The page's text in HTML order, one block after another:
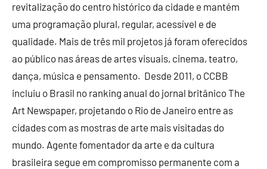
revitalização do centro histórico da cidade e mantém
uma programação plural, regular, acessível e de
qualidade. Mais de três mil projetos já foram oferecidos
ao público nas áreas de artes visuais, cinema, teatro,
dança, música e pensamento. Desde 2011, o CCBB
incluiu o Brasil no ranking anual do jornal britânico The
Art Newspaper, projetando o Rio de Janeiro entre as
cidades com as mostras de arte mais visitadas do
mundo. Agente fomentador da arte e da cultura
brasileira segue em compromisso permanente com a